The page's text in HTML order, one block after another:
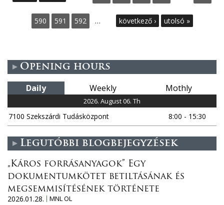
e
s
590 591 592 … következő › utolsó »
Opening hours
Daily Weekly Mothly
2026. August 06. Th
7100 Szekszárdi Tudásközpont 8:00 - 15:30
Legutóbbi blogbejegyzések
„Káros forrásanyagok” Egy
dokumentumkötet betiltásának és
megsemmisítésének története
2026.01.28.
MNL OL